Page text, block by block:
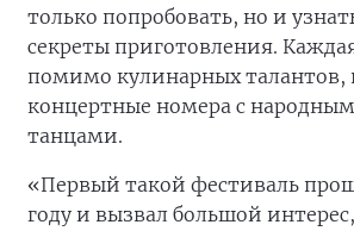
только попробовать, но и
секреты приготовления.
помимо кулинарных талантов,
концертные номера с
танцами.
«Первый такой фестиваль
году и вызвал большой